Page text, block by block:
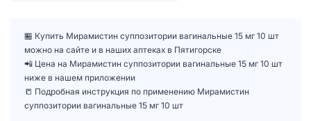
🏪 Купить Мирамистин суппозитории вагинальные 15 мг 10 шт
можно на сайте и в наших аптеках в Пятигорске
📲 Цена на Мирамистин суппозитории вагинальные 15 мг 10 шт
ниже в нашем приложении
📒 Подробная инструкция по применению Мирамистин
суппозитории вагинальные 15 мг 10 шт